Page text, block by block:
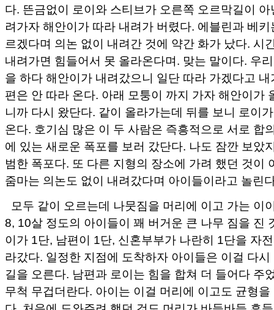
다. 뜬금없이 로이와 스티브가 오른쪽 오르막길이
려가자 해안이가 따라 내려가 버렸다. 에블린과 베
르겠다며 의논 없이 내려간 것에 약간 화가 났다. 시
내려가면 힘들어서 못 올라온다며. 맞는 말이다. 우
을 하다 해안이가 내려갔으니 일단 따라 가겠다고
편은 안 따라 온다. 아래 모퉁이 까지 가자 해안이가
니까 다시 왔단다. 같이 올라가는데 뒤를 보니 로이
온다. 호기심 많은 이 두 사람은 즉흥적으로 서로 합
에 있는 새로운 폭포를 보러 갔단다. 나도 잠깐 보았
범한 폭포다. 또 다른 지형의 장소에 가려 했던 것이
줌마는 의논도 없이 내려갔다며 아이들이라고 놀린
모두 같이 오르는데 나뭇짐을 머리에 이고 가는 이
8, 10살 정도의 아이들이 꽤 버거운 큰 나무 짐을 진
이가 1단, 남편이 1단, 신혼부부가 나란히 1단을 자
라갔다. 일정한 지점에 도착하자 아이들은 이걸 다
길을 오른다. 남편과 로이는 힘을 합쳐 더 들어다 주
무척 무겁더란다. 아이는 이걸 머리에 이고도 균형